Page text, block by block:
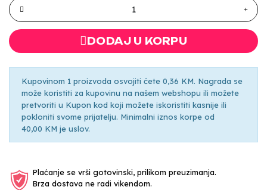
DODAJ U KORPU
Kupovinom 1 proizvoda osvojiti ćete 0,36 KM. Nagrada se
može koristiti za kupovinu na našem webshopu ili možete
pretvoriti u Kupon kod koji možete iskoristiti kasnije ili
pokloniti svome prijatelju. Minimalni iznos korpe od
40,00 KM je uslov.
Plaćanje se vrši gotovinski, prilikom preuzimanja.
Brza dostava ne radi vikendom.